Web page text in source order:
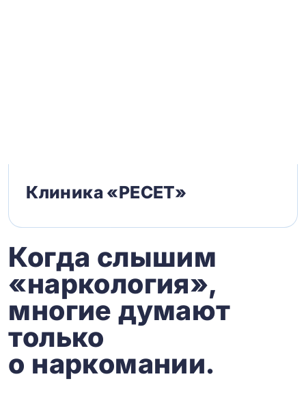
Клиника «РЕСЕТ»
Когда слышим
«наркология»,
многие думают
только
о наркомании.